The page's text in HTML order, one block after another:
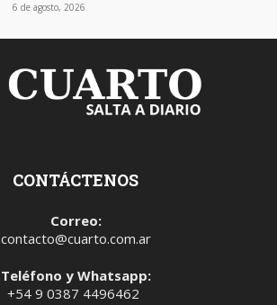
6 de agosto, 2026
CONTÁCTENOS
Correo:
contacto@cuarto.com.ar
Teléfono y Whatsapp:
+54 9 0387 4496462